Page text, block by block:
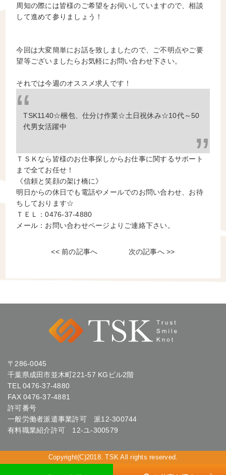
周知の際には皆様のご希望をお伺いしていますので、相談
して進めて参りましょう！
今回は大変簡単にお話を致しましたので、ご不明点やご要
望等ございましたらお気軽にお問い合わせ下さい。
それでは今週のオススメ求人です！
TSK1140☆梱包、仕分け作業☆土日祝休み☆10代～50
代男女活躍中
ＴＳＫなら皆様のお仕事探しからお仕事に関するサポート
まで全てお任せ！
《信頼と笑顔の架け橋に》
明日からの休日でも電話やメールでのお問い合わせ、お待
ちしております☆
ＴＥＬ：0476-37-4880
メール：お問い合わせページよりご連絡下さい。
<< 前の記事へ 次の記事へ >>
〒286-0045
千葉県成田市並木町221-57 KGビル2階
TEL 0476-37-4880
FAX 0476-37-4881
許可番号
一般労働者派遣事業許可 派12-300744
有料職業紹介許可 12-ユ-300579
Copyright(C)2018. TSK All rights reserved.